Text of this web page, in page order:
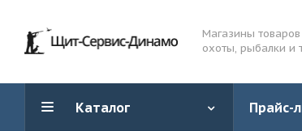
Магазины товаров
охоты, рыбалки и
Каталог Прайс-